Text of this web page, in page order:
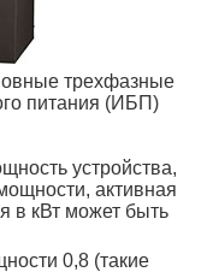
трехфазные
питания (ИБП)
устройства,
активная
в кВт может быть
0,8 (такие